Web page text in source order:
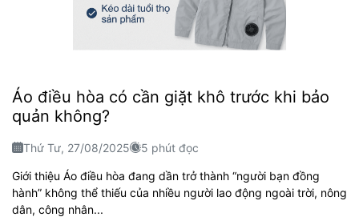
Áo điều hòa có cần giặt khô trước khi bảo
quản không?
Thứ Tư, 27/08/2025 5 phút đọc
Giới thiệu Áo điều hòa đang dần trở thành “người bạn đồng
hành” không thể thiếu của nhiều người lao động ngoài trời, nông
dân, công nhân...